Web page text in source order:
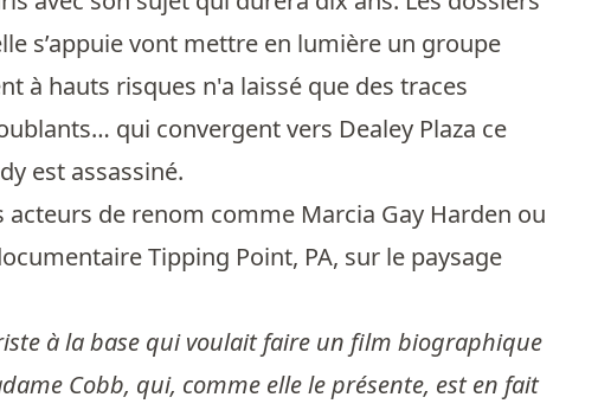
s’appuie vont mettre en lumière un groupe
à hauts risques n'a laissé que des traces
qui convergent vers Dealey Plaza ce
est assassiné.
de renom comme Marcia Gay Harden ou
Tipping Point, PA, sur le paysage
à la base qui voulait faire un film biographique
Cobb, qui, comme elle le présente, est en fait